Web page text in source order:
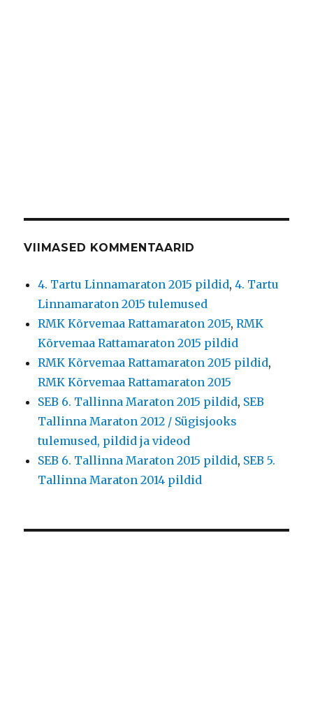
VIIMASED KOMMENTAARID
4. Tartu Linnamaraton 2015 pildid,4. Tartu
Linnamaraton 2015 tulemused
RMK Kõrvemaa Rattamaraton 2015,RMK
Kõrvemaa Rattamaraton 2015 pildid
RMK Kõrvemaa Rattamaraton 2015 pildid,
RMK Kõrvemaa Rattamaraton 2015
SEB 6. Tallinna Maraton 2015 pildid, SEB
Tallinna Maraton 2012 / Sügisjooks
tulemused, pildid ja videod
SEB 6. Tallinna Maraton 2015 pildid, SEB 5.
Tallinna Maraton 2014 pildid